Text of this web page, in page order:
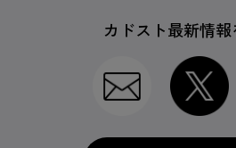
カドスト最新情